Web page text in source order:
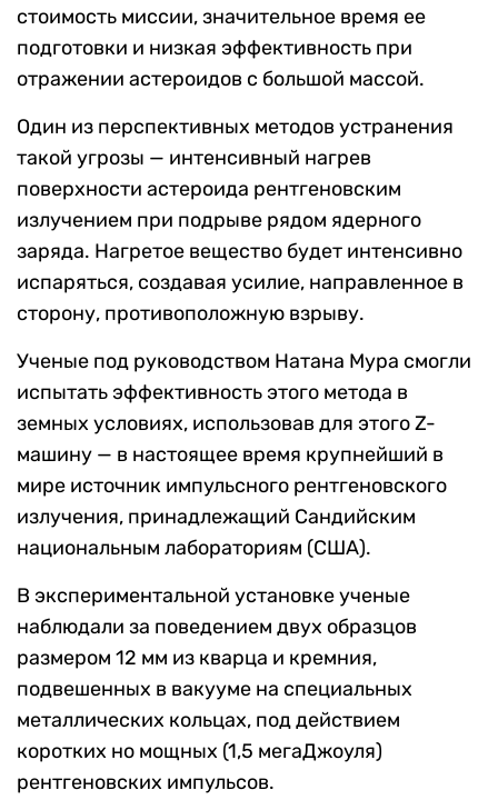
стоимость миссии, значительное время ее
подготовки и низкая эффективность при
отражении астероидов с большой массой.
Один из перспективных методов устранения
такой угрозы — интенсивный нагрев
поверхности астероида рентгеновским
излучением при подрыве рядом ядерного
заряда. Нагретое вещество будет интенсивно
испаряться, создавая усилие, направленное в
сторону, противоположную взрыву.
Ученые под руководством Натана Мура смогли
испытать эффективность этого метода в
земных условиях, использовав для этого Z-
машину — в настоящее время крупнейший в
мире источник импульсного рентгеновского
излучения, принадлежащий Сандийским
национальным лабораториям (США).
В экспериментальной установке ученые
наблюдали за поведением двух образцов
размером 12 мм из кварца и кремния,
подвешенных в вакууме на специальных
металлических кольцах, под действием
коротких но мощных (1,5 мегаДжоуля)
рентгеновских импульсов.